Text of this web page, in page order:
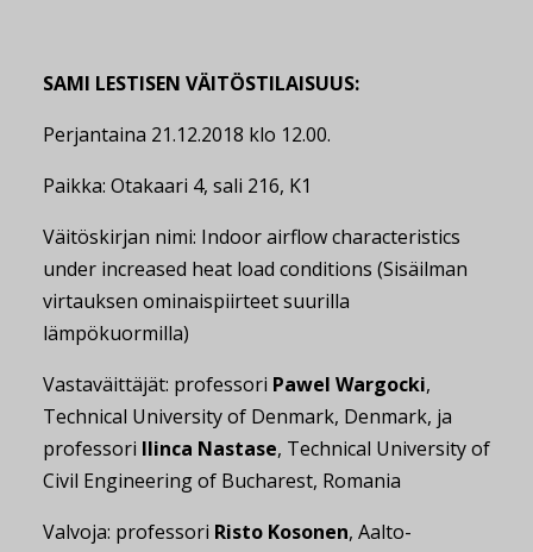
SAMI LESTISEN VÄITÖSTILAISUUS:
Perjantaina 21.12.2018 klo 12.00.
Paikka: Otakaari 4, sali 216, K1
Väitöskirjan nimi: Indoor airflow characteristics
under increased heat load conditions (Sisäilman
virtauksen ominaispiirteet suurilla
lämpökuormilla)
Vastaväittäjät: professori Pawel Wargocki,
Technical University of Denmark, Denmark, ja
professori Ilinca Nastase, Technical University of
Civil Engineering of Bucharest, Romania
Valvoja: professori Risto Kosonen, Aalto-